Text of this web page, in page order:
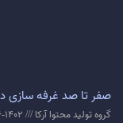
صفر تا صد غرفه سازی
گروه تولید محتوا آرکا